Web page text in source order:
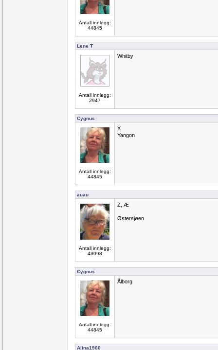
Antall innlegg:
44845
Lene T
Antall innlegg:
2947
Whitby
Cygnus
Antall innlegg:
44845
X
Yangon
auau
Antall innlegg:
43098
Z, Æ
Østersjøen
Cygnus
Antall innlegg:
44845
Ålborg
Alina1960